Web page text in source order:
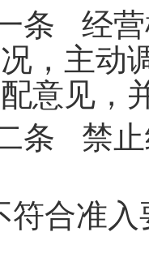
条
经
，主动
意见，
条
禁
符合准